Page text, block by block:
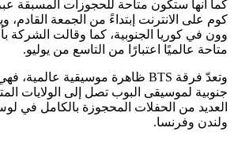
كما أنها ستكون متاحة للحجوزات المسبقة
وون في كوريا الجنوبية، كما وقالت الشركة
متاحة عالميًا اعتبارًا من التاسع من يوليو.
وتعدّ فرقة BTS ظاهرة موسيقية عالمية،
جنوبية لموسيقى البوب تصل إلى الولايات
العديد من الحفلات المحجوزة بالكامل في
ولندن وفرنسا.